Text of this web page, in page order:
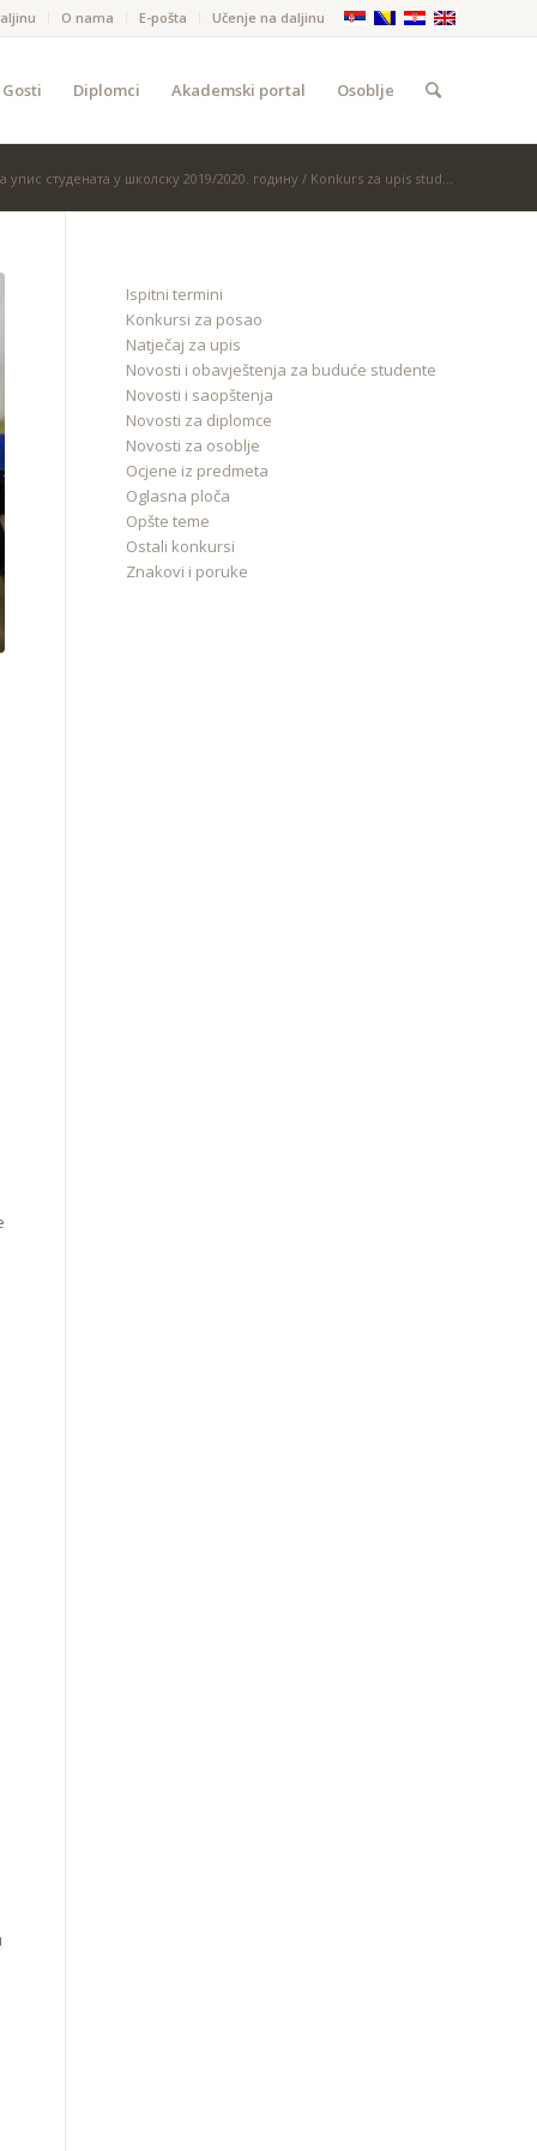
O nama Е-pošta Učenje na daljinu
Gosti Diplomci Akademski portal Osoblje
упис студената у школску 2019/2020. годину / Konkurs za upis stud...
Ispitni termini
Konkursi za posao
Natječaj za upis
Novosti i obavještenja za buduće studente
Novosti i saopštenja
Novosti za diplomce
Novosti za osoblje
Ocjene iz predmeta
Oglasna ploča
Opšte teme
Ostali konkursi
Znakovi i poruke